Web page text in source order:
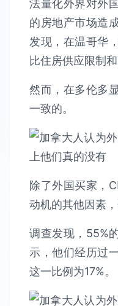
法量化外界对外
的房地产市场造
发现，在温哥华
比住房供应限制
然而，在多伦多
一致的。
除了外国买家，
动机的其他因素，
调查发现，55%
示，他们经历过
这一比例为17%。